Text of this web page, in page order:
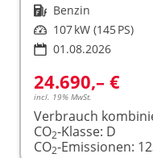
Kraftstoff Benzin
Leistung 107 kW (145 PS)
01.08.2026
24.690,– €
incl. 19% MwSt.
Verbrauch
CO2-Klasse: D
CO2-Emissionen: